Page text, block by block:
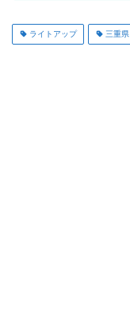
ライトアップ 三重県